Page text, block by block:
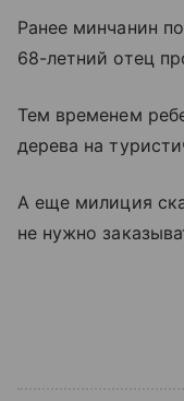
Ранее минчанин
68-летний отец
Тем временем
дерева на
А еще милиция
не нужно